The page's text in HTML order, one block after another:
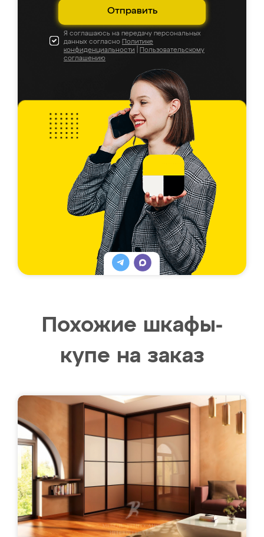
Отправить
Я соглашаюсь на передачу персональных
данных согласно Политике
конфиденциальности
Пользовательскому
соглашению
Похожие шкафы-
купе на заказ